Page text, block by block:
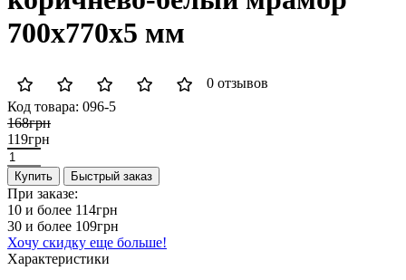
700x770x5 мм
0 отзывов
Код товара: 096-5
168грн
119грн
Купить Быстрый заказ
При заказе:
10 и более 114грн
30 и более 109грн
Хочу скидку еще больше!
Характеристики